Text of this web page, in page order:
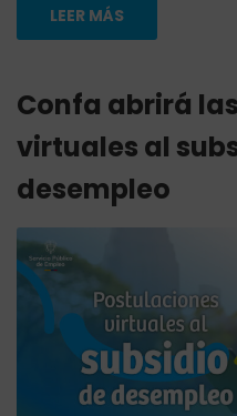
LEER MÁS
Confa abrirá
virtuales al
desempleo